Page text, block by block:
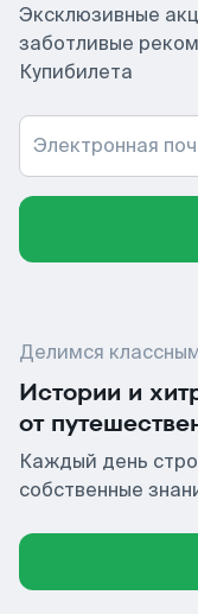
Эксклюзивные
заботливые
Купибилета
Электронная
Делимся
Истории и
от
Каждый день
собственные